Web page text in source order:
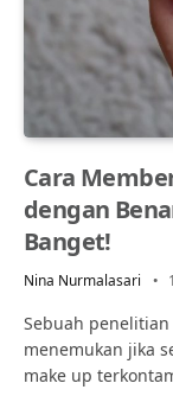
Cara
dengan
Banget!
Nina Nurmalasari
Sebuah
menemukan jika
make up